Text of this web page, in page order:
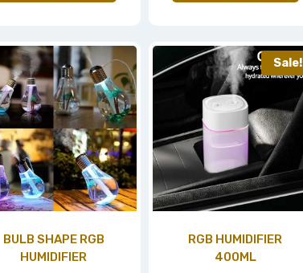
BULB SHAPE RGB
HUMIDIFIER
Sale!
RGB HUMIDIFIER
400ML